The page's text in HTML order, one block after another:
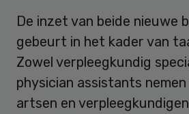
De inzet van beide nieuwe
gebeurt in het kader van
Zowel verpleegkundig
physician assistants
artsen en